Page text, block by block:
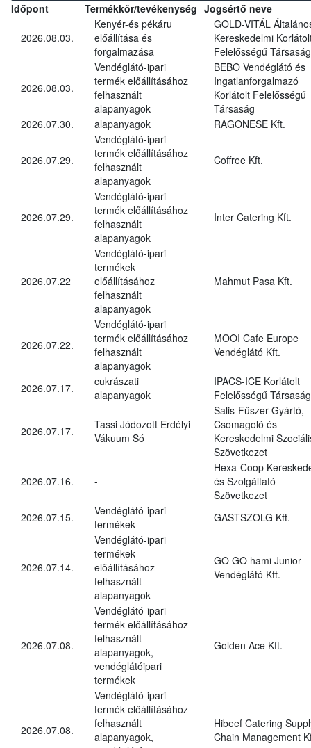
Időpont Termékkör/tevékenység Jogsértő neve
2026.08.03.
Kenyér-és pékáru
előállítása és
forgalmazása
GOLD-VITÁL
Kereskedelmi
Felelősségű Társaság
2026.08.03.
Vendéglátó-ipari
termék előállításához
felhasznált
alapanyagok
BEBO Vendéglátó és
Ingatlanforgalmazó
Korlátolt Felelősségű
Társaság
2026.07.30.
alapanyagok RAGONESE Kft.
2026.07.29.
Vendéglátó-ipari
termék előállításához
felhasznált
alapanyagok
Coffree Kft.
2026.07.29.
Vendéglátó-ipari
termék előállításához
felhasznált
alapanyagok
Inter Catering Kft.
2026.07.22
Vendéglátó-ipari
termékek
előállításához
felhasznált
alapanyagok
Mahmut Pasa Kft.
2026.07.22.
Vendéglátó-ipari
termék előállításához
felhasznált
alapanyagok
MOOI Cafe Europe
Vendéglátó Kft.
2026.07.17.
cukrászati
alapanyagok
IPACS-ICE Korlátolt
Felelősségű Társaság
2026.07.17.
Tassi Jódozott Erdélyi
Vákuum Só
Salis-Fűszer Gyártó,
Csomagoló és
Kereskedelmi
Szövetkezet
2026.07.16. -
Hexa-Coop
és Szolgáltató
Szövetkezet
2026.07.15.
Vendéglátó-ipari
termékek
GASTSZOLG Kft.
2026.07.14.
Vendéglátó-ipari
termékek
előállításához
felhasznált
alapanyagok
GO GO hami Junior
Vendéglátó Kft.
2026.07.08.
Vendéglátó-ipari
termék előállításához
felhasznált
alapanyagok,
vendéglátóipari
termékek
Golden Ace Kft.
2026.07.08.
Vendéglátó-ipari
termék előállításához
felhasznált
alapanyagok,
Hibeef Catering
Chain Management